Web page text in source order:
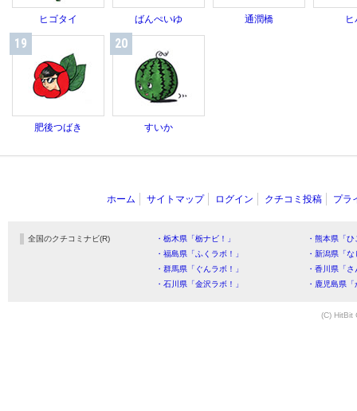
ヒゴタイ ばんぺいゆ 通潤橋
19
肥後つばき
20
すいか
ホーム サイトマップ ログイン クチコミ投稿 プラ
全国のクチコミナビ(R) ・栃木県「栃ナビ！」
・熊本県「
・福島県「ふくラボ！」
・新潟県「
・群馬県「ぐんラボ！」
・香川県「
・石川県「金沢ラボ！」
・鹿児島県
(C) HitBit